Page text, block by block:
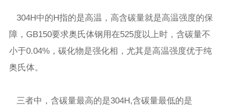
304H中的H指的是高温，高含碳量就是高温强度的保
障，GB150要求奥氏体钢用在525度以上时，含碳量不
小于0.04%，碳化物是强化相，尤其是高温强度优于纯
奥氏体。
三者中，含碳量最高的是304H,含碳量最低的是